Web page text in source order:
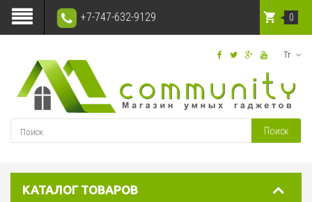
+7-747-632-9129
Тг
Поиск
0
КАТАЛОГ ТОВАРОВ